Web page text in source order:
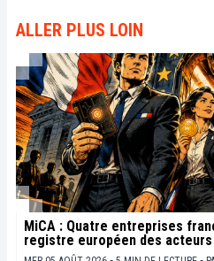
ALLER PLUS LOIN
MiCA : Quatre entreprises
registre européen des